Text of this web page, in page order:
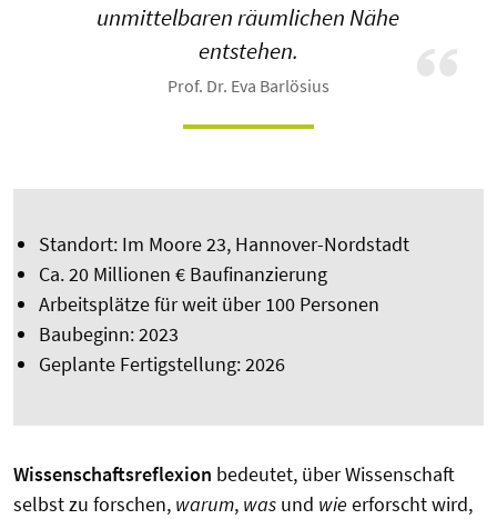
unmittelbaren räumlichen Nähe
entstehen.
Prof. Dr. Eva Barlösius
Standort: Im Moore 23, Hannover-Nordstadt
Ca. 20 Millionen € Baufinanzierung
Arbeitsplätze für weit über 100 Personen
Baubeginn: 2023
Geplante Fertigstellung: 2026
Wissenschaftsreflexion bedeutet, über Wissenschaft
selbst zu forschen, warum, was und wie erforscht wird,